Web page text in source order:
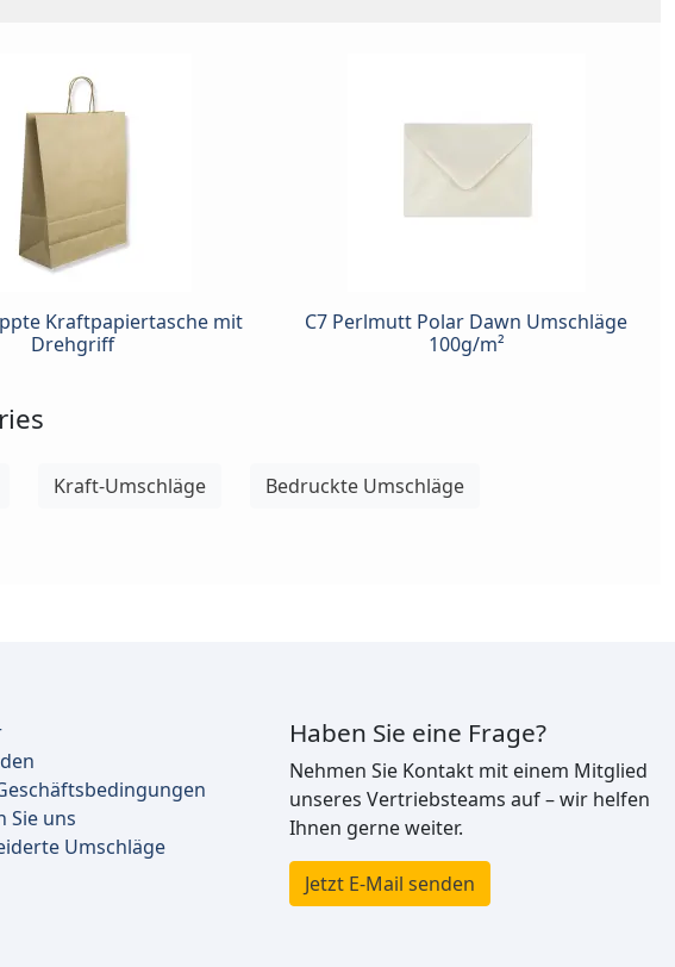
Kraftpapiertasche mit
Drehgriff
C7 Perlmutt Polar Dawn Umschläge
100g/m²
Kraft-Umschläge Bedruckte Umschläge
Sie uns
Umschläge
Haben Sie eine Frage?
Nehmen Sie Kontakt mit einem Mitglied
unseres Vertriebsteams auf – wir helfen
Ihnen gerne weiter.
Jetzt E-Mail senden